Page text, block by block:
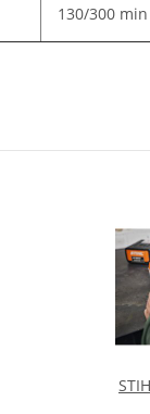
130/300 min
STIHL